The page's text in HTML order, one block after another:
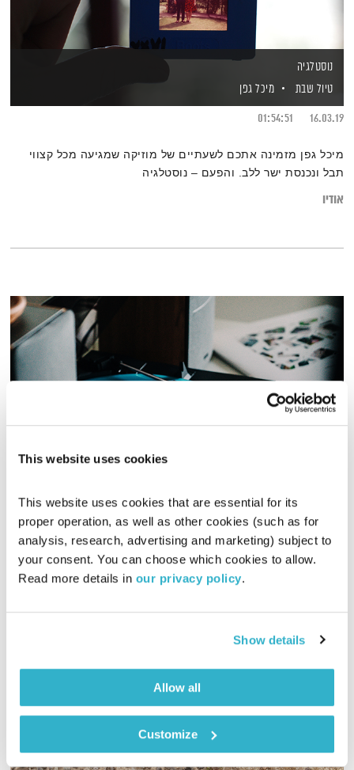
This website uses cookies
This website uses cookies that are essential for its
proper operation, as well as other cookies (such as for
analysis, research, advertising and marketing) subject to
your consent. You can choose which cookies to allow.
Read more details in our privacy policy.
Show details
Allow all
Customize
נוסטלגיה
טיול שבת
מיכל גפן
16.03.19
01:54:51
מיכל גפן מזמינה אתכם לשעתיים של מוזיקה שמגיעה מכל קצווי
תבל ונכנסת ישר ללב. והפעם – נוסטלגיה
אודיו
הגרוב השישי
רמונה נקדימון
14.12.18
02:56:39
מוזיקה שמחברת עולמות בעריכת רמונה נקדימון